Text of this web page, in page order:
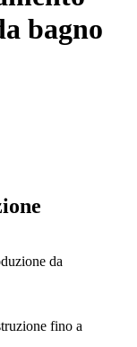
bagno
da
fino a